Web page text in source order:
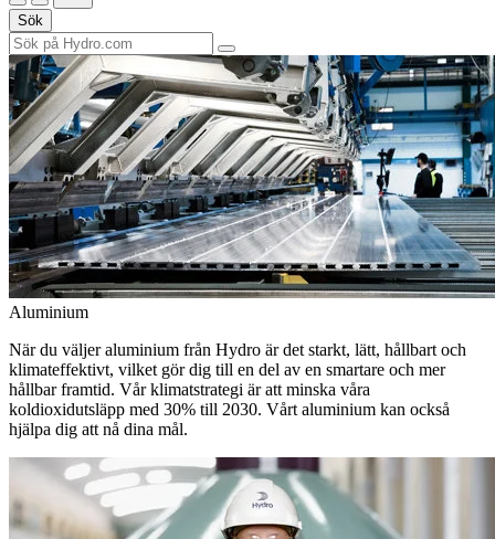
Sök
Aluminium
När du väljer aluminium från Hydro är det starkt, lätt, hållbart och
klimateffektivt, vilket gör dig till en del av en smartare och mer
hållbar framtid. Vår klimatstrategi är att minska våra
koldioxidutsläpp med 30% till 2030. Vårt aluminium kan också
hjälpa dig att nå dina mål.